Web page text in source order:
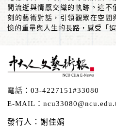
間流逝與情感交織的軌跡。這
刻的藝術對話，引領觀眾在空間
憶的重量與人生的長路，感受「
電話： 03-4227151#33080
E-MAIL：
發行人：謝佳娟